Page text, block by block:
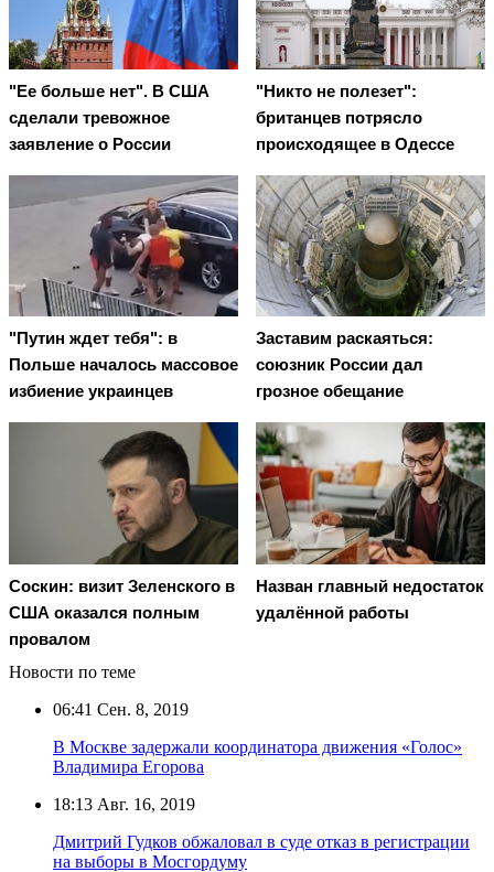
"Ее больше нет". В США
сделали тревожное
заявление о России
"Никто не полезет":
британцев потрясло
происходящее в Одессе
"Путин ждет тебя": в
Польше началось массовое
избиение украинцев
Заставим раскаяться:
союзник России дал
грозное обещание
Соскин: визит Зеленского в
США оказался полным
провалом
Назван главный недостаток
удалённой работы
Новости по теме
06:41 Сен. 8, 2019
В Москве задержали координатора движения «Голос»
Владимира Егорова
18:13 Авг. 16, 2019
Дмитрий Гудков обжаловал в суде отказ в регистрации
на выборы в Мосгордуму